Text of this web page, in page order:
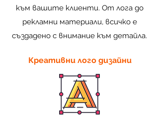
към вашите клиенти. От лога до
рекламни материали, всичко е
създадено с внимание към детайла.
Креативни лого дизайни